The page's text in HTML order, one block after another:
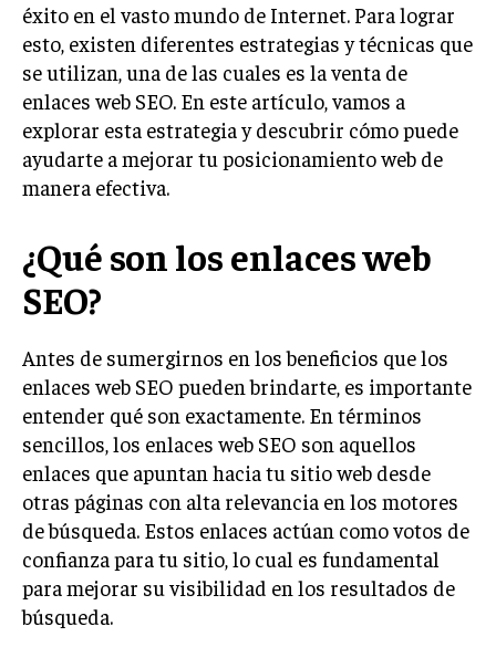
LIFESTYLE
AGENCIAS DE MARKETING
MARKETING DIGITAL
PUBLICIDAD
VENTAS Y PERSUASIÓN
GESTIÓN DE PRODUCTOS
COMUNICACIÓN CORPORATIVA
GESTIÓN DE MARCA
éxito en el vasto mundo de Internet. Para lograr
esto, existen diferentes estrategias y técnicas que
se utilizan, una de las cuales es la venta de
enlaces web SEO. En este artículo, vamos a
explorar esta estrategia y descubrir cómo puede
ayudarte a mejorar tu posicionamiento web de
manera efectiva.
¿Qué son los enlaces web
SEO?
Antes de sumergirnos en los beneficios que los
enlaces web SEO pueden brindarte, es importante
entender qué son exactamente. En términos
sencillos, los enlaces web SEO son aquellos
enlaces que apuntan hacia tu sitio web desde
otras páginas con alta relevancia en los motores
de búsqueda. Estos enlaces actúan como votos de
confianza para tu sitio, lo cual es fundamental
para mejorar su visibilidad en los resultados de
búsqueda.